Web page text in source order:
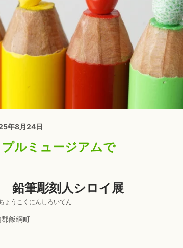
年8月24日
ルミュージアムで
鉛筆彫刻人シロイ展
うこくにんしろいてん
飯綱町